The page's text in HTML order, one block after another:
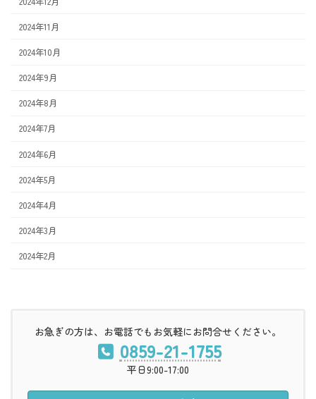
2024年11月
2024年10月
2024年9月
2024年8月
2024年7月
2024年6月
2024年5月
2024年4月
2024年3月
2024年2月
お急ぎの方は、お電話でもお気軽にお問合せください。
0859-21-1755
平日9:00-17:00